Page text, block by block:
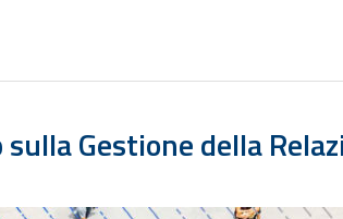
Gestione della